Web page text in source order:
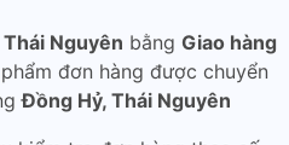
Nguyên bằng Giao hàng
đơn hàng được chuyển
Đồng Hỷ, Thái Nguyên